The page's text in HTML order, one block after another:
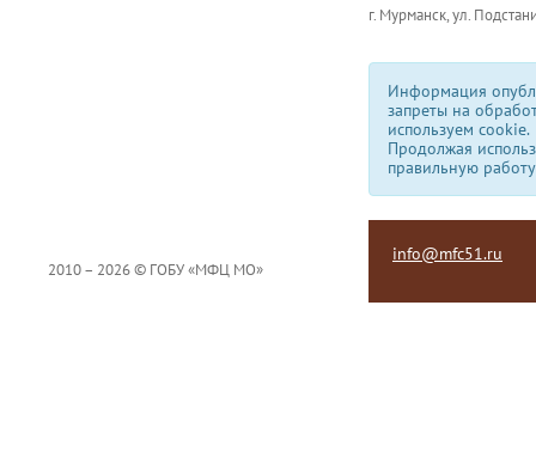
г. Мурманск, ул.
Информация
запреты на
используем сookie.
Продолжая
правильную
2010 – 2026 © ГОБУ «МФЦ МО»
info@mfc51.ru